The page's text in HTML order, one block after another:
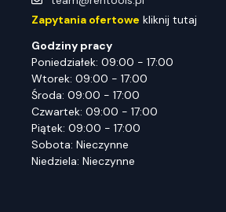
Zapytania ofertowe kliknij tutaj
Godziny pracy
Poniedziałek: 09:00 - 17:00
Wtorek: 09:00 - 17:00
Środa: 09:00 - 17:00
Czwartek: 09:00 - 17:00
Piątek: 09:00 - 17:00
Sobota: Nieczynne
Niedziela: Nieczynne